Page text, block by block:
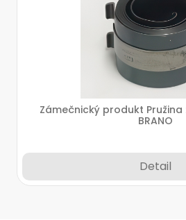
Zámečnický produkt Pružina
BRANO
Detail